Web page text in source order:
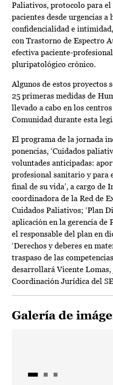
Paliativos, protocolo para
pacientes desde urgencias a
confidencialidad e
con Trastorno de Espectro
efectiva paciente-
pluripatológico crónico.
Algunos de estos proyectos
25 primeras medidas de
llevado a cabo en los
Comunidad durante esta
El programa de la jornada
ponencias, ‘Cuidados
voluntades anticipadas:
profesional sanitario y para
final de su vida’, a cargo de
coordinadora de la Red de
Cuidados Paliativos; ‘Plan
aplicación en la gerencia
el responsable del plan en
‘Derechos y deberes en
traspaso de las
desarrollará Vicente
Coordinación Jurídica del
Galería de